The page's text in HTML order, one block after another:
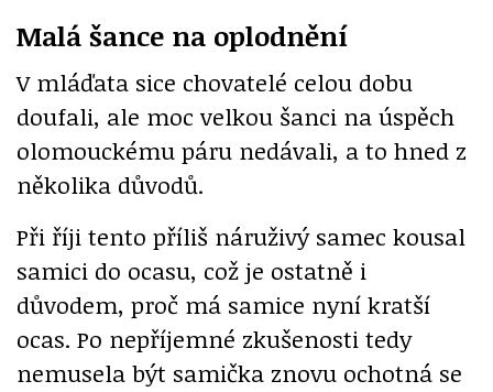
Malá šance na oplodnění
V mláďata sice chovatelé celou dobu
doufali, ale moc velkou šanci na úspěch
olomouckému páru nedávali, a to hned z
několika důvodů.
Při říji tento příliš náruživý samec kousal
samici do ocasu, což je ostatně i
důvodem, proč má samice nyní kratší
ocas. Po nepříjemné zkušenosti tedy
nemusela být samička znovu ochotná se